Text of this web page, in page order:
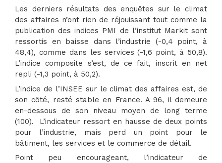
Les derniers résultats des enquêtes sur le climat
des affaires n’ont rien de réjouissant tout comme la
publication des indices PMI de l’institut Markit sont
ressortis en baisse dans l’industrie (-0,4 point, à
48,4), comme dans les services (-1,6 point, à 50,8).
L’indice composite s’est, de ce fait, inscrit en net
repli (-1,3 point, à 50,2).
L’indice de l’INSEE sur le climat des affaires est, de
son côté, resté stable en France. A 96, il demeure
en-dessous de son niveau moyen de long terme
(100). L’indicateur ressort en hausse de deux points
pour l’industrie, mais perd un point pour le
bâtiment, les services et le commerce de détail.
Point peu encourageant, l’indicateur de